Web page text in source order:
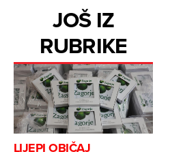
JOŠ IZ
RUBRIKE
LIJEPI OBIČAJ